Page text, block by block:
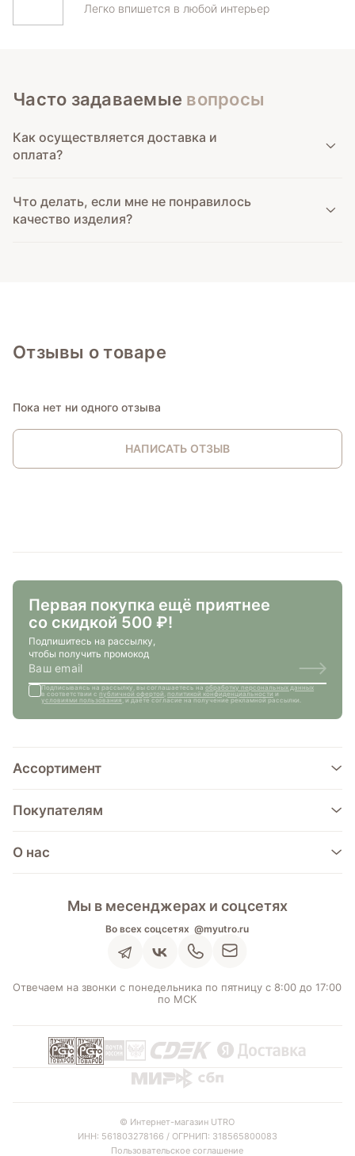
Легко впишется в любой интерьер
Часто задаваемые вопросы
Как осуществляется доставка и
оплата?
Что делать, если мне не понравилось
качество изделия?
Отзывы о товаре
Пока нет ни одного отзыва
НАПИСАТЬ ОТЗЫВ
Первая покупка ещё приятнее
со скидкой 500 ₽!
Подпишитесь на рассылку,
чтобы получить промокод
Подписываясь на рассылку, вы соглашаетесь наобработку персональных данных
в соответствии спубличной офертой ,политикой конфиденциальностии
условиями пользования, и даёте согласие на получение рекламной рассылки.
Ассортимент
Покупателям
О нас
Мы в месенджерах и соцсетях
Во всех соцсетях @myutro.ru
Отвечаем на звонки с понедельника по пятницу с 8:00 до 17:00
по МСК
© Интернет-магазин UTRO
ИНН: 561803278166 / ОГРНИП: 318565800083
Пользовательское соглашение